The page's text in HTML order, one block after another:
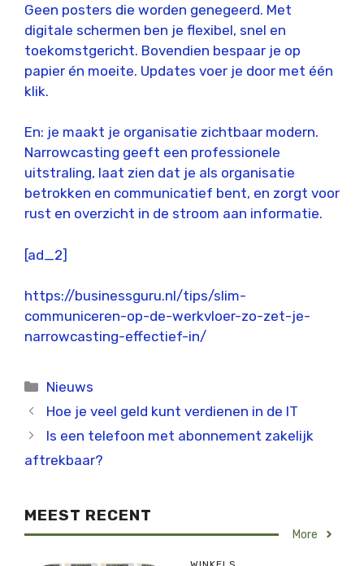
Geen posters die worden genegeerd. Met
digitale schermen ben je flexibel, snel en
toekomstgericht. Bovendien bespaar je op
papier én moeite. Updates voer je door met één
klik.
En: je maakt je organisatie zichtbaar modern.
Narrowcasting geeft een professionele
uitstraling, laat zien dat je als organisatie
betrokken en communicatief bent, en zorgt voor
rust en overzicht in de stroom aan informatie.
[ad_2]
https://businessguru.nl/tips/slim-
communiceren-op-de-werkvloer-zo-zet-je-
narrowcasting-effectief-in/
Categorieën
Nieuws
Hoe je veel geld kunt verdienen in de IT
Is een telefoon met abonnement zakelijk
aftrekbaar?
MEEST RECENT
More